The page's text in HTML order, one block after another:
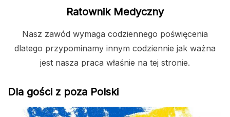
Ratownik Medyczny
Nasz zawód wymaga codziennego poświęcenia
dlatego przypominamy innym codziennie jak ważna
jest nasza praca właśnie na tej stronie.
Dla gości z poza Polski